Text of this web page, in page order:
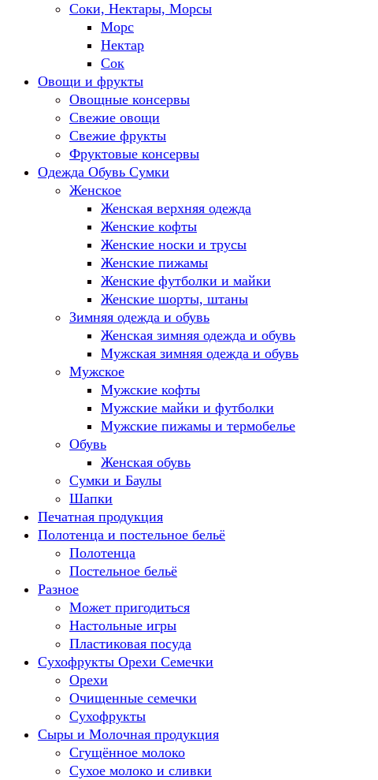
Соки, Нектары, Морсы
Морс
Нектар
Сок
Овощи и фрукты
Овощные консервы
Свежие овощи
Свежие фрукты
Фруктовые консервы
Одежда Обувь Сумки
Женское
Женская верхняя одежда
Женские кофты
Женские носки и трусы
Женские пижамы
Женские футболки и майки
Женские шорты, штаны
Зимняя одежда и обувь
Женская зимняя одежда и обувь
Мужская зимняя одежда и обувь
Мужское
Мужские кофты
Мужские майки и футболки
Мужские пижамы и термобелье
Обувь
Женская обувь
Сумки и Баулы
Шапки
Печатная продукция
Полотенца и постельное бельё
Полотенца
Постельное бельё
Разное
Может пригодиться
Настольные игры
Пластиковая посуда
Сухофрукты Орехи Семечки
Орехи
Очищенные семечки
Сухофрукты
Сыры и Молочная продукция
Сгущённое молоко
Сухое молоко и сливки